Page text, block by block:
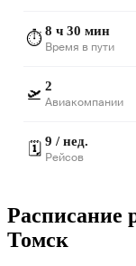
⏱️8 ч 30 мин
Время в пути
🛫 2
Авиакомпании
🗓️ 9 / нед.
Рейсов
Расписание
Томск